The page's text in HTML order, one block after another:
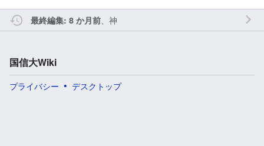
最終編集: 8 か月前、 神
国信大Wiki
プライバシー デスクトップ